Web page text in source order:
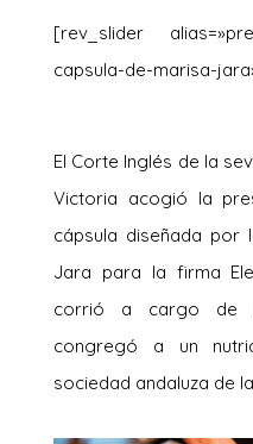
[rev_slider
capsula-de-marisa-
El Corte Inglés de la
Victoria acogió la
cápsula diseñada por
Jara para la firma
corrió a cargo de
congregó a un
sociedad andaluza de